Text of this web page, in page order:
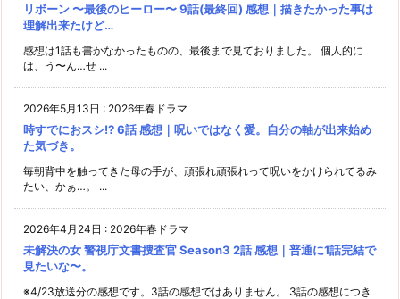
リボーン 〜最後のヒーロー〜 9話(最終回) 感想｜描きたかった事は
理解出来たけど…
感想は1話も書かなかったものの、最後まで見ておりました。 個人的に
は、う〜ん…せ ...
2026年5月13日 : 2026年春ドラマ
時すでにおスシ!? 6話 感想｜呪いではなく愛。自分の軸が出来始め
た気づき。
毎朝背中を触ってきた母の手が、頑張れ頑張れって呪いをかけられてるみ
たい、かぁ…。 ...
2026年4月24日 : 2026年春ドラマ
未解決の女 警視庁文書捜査官 Season3 2話 感想｜普通に1話完結で
見たいな〜。
※4/23放送分の感想です。3話の感想ではありません。 3話の感想につき